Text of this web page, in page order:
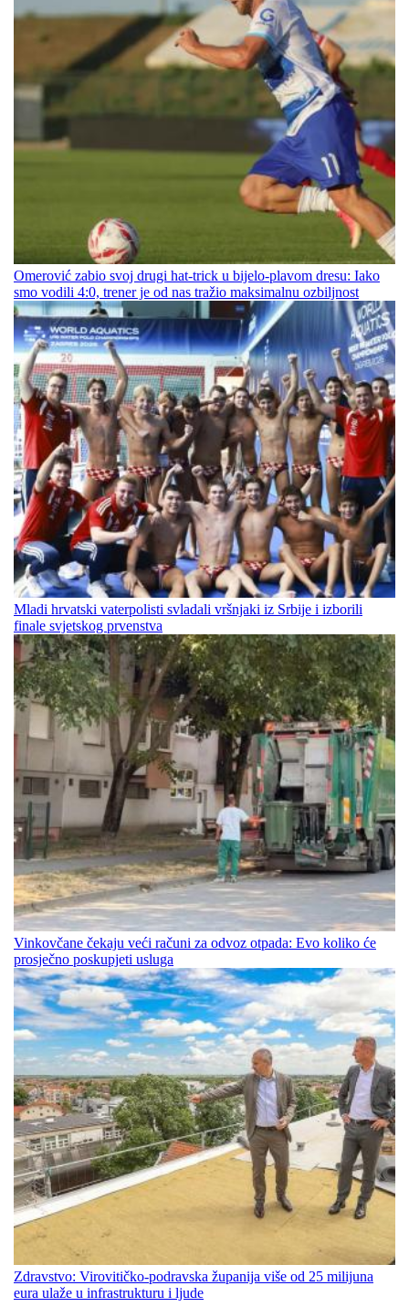
Omerović zabio svoj drugi hat-trick u bijelo-plavom dresu: Iako
smo vodili 4:0, trener je od nas tražio maksimalnu ozbiljnost
Mladi hrvatski vaterpolisti svladali vršnjaki iz Srbije i izborili
finale svjetskog prvenstva
Vinkovčane čekaju veći računi za odvoz otpada: Evo koliko će
prosječno poskupjeti usluga
Zdravstvo: Virovitičko-podravska županija više od 25 milijuna
eura ulaže u infrastrukturu i ljude